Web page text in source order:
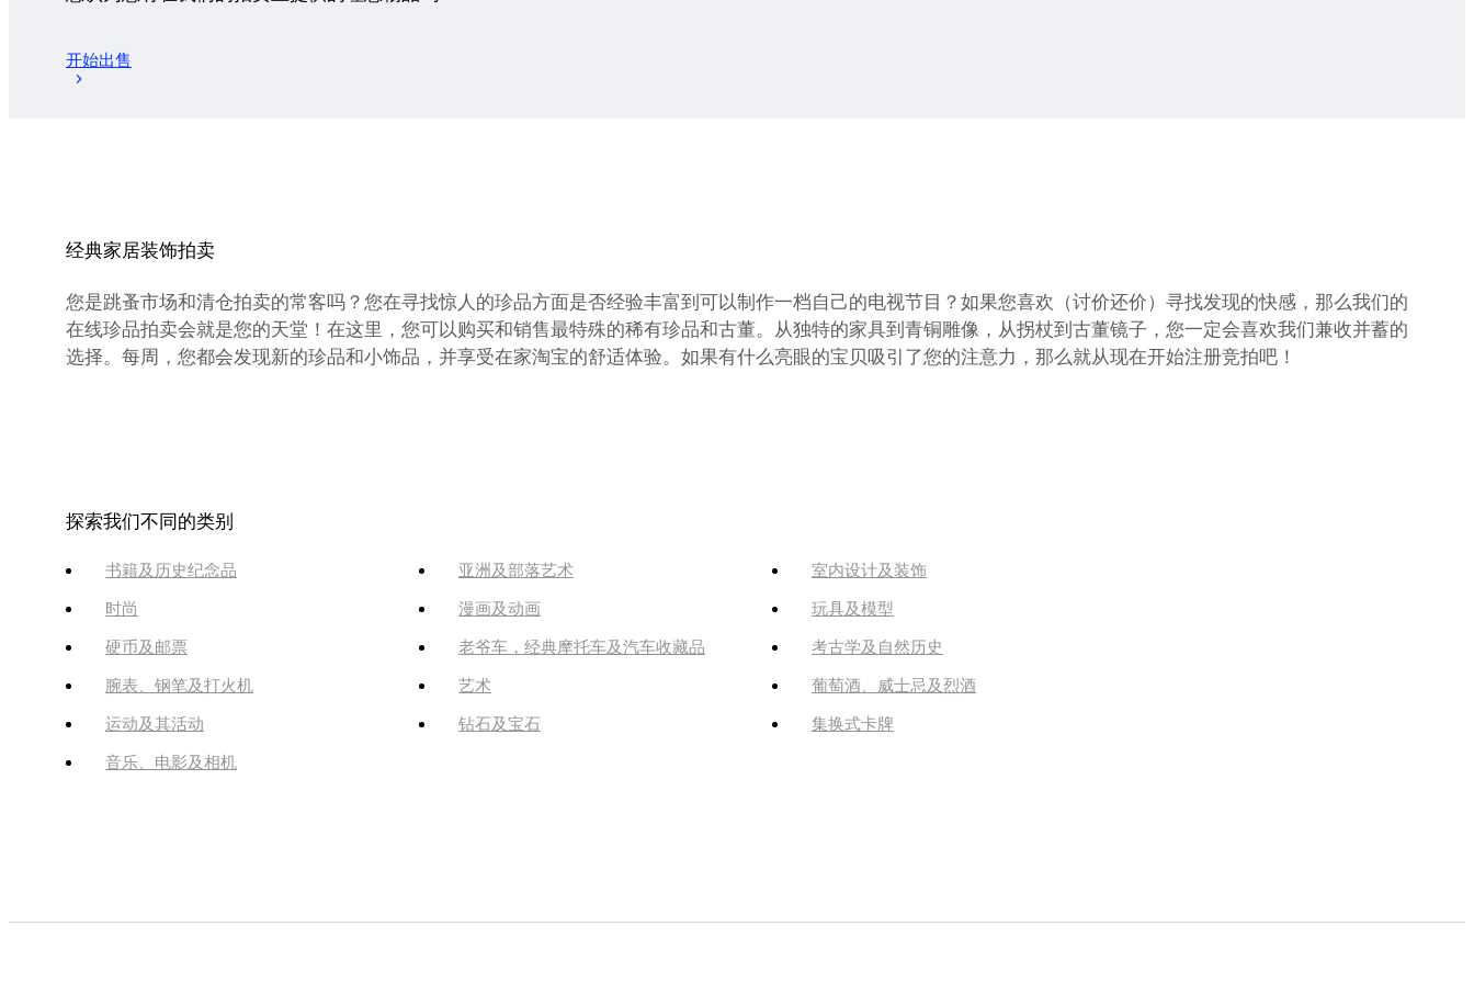
开始出售
经典家居装饰拍卖
您是跳蚤市场和清仓拍卖的常客吗？您在寻找惊人的珍品方面是否经验丰富到可以制作一档自己的电视节目？如果您喜欢（讨价还价）寻找发现的快感，那么我们的
在线珍品拍卖会就是您的天堂！在这里，您可以购买和销售最特殊的稀有珍品和古董。从独特的家具到青铜雕像，从拐杖到古董镜子，您一定会喜欢我们兼收并蓄的
选择。每周，您都会发现新的珍品和小饰品，并享受在家淘宝的舒适体验。如果有什么亮眼的宝贝吸引了您的注意力，那么就从现在开始注册竞拍吧！
探索我们不同的类别
书籍及历史纪念品 亚洲及部落艺术 室内设计及装饰
时尚 漫画及动画 玩具及模型
硬币及邮票 老爷车，经典摩托车及汽车收藏品 考古学及自然历史
腕表、钢笔及打火机 艺术 葡萄酒、威士忌及烈酒
运动及其活动 钻石及宝石 集换式卡牌
音乐、电影及相机